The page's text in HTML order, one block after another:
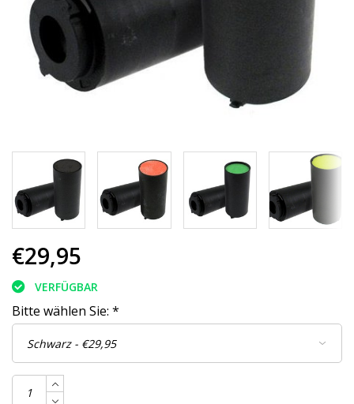
€29,95
VERFÜGBAR
Bitte wählen Sie: *